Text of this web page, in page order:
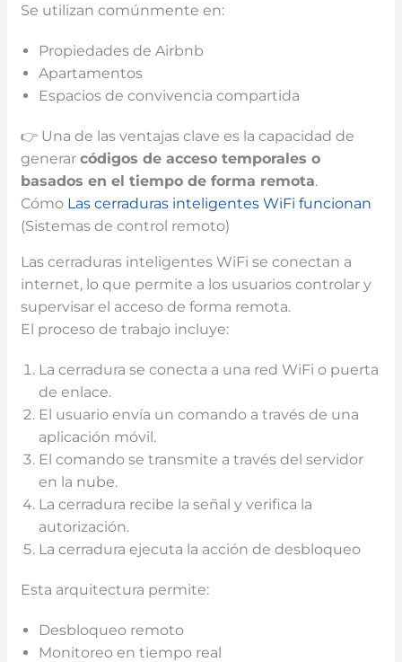
Se utilizan comúnmente en:
Propiedades de Airbnb
Apartamentos
Espacios de convivencia compartida
👉 Una de las ventajas clave es la capacidad de
generarcódigos de acceso temporales o
basados en el tiempo de forma remota.
Cómo Las cerraduras inteligentes WiFi funcionan
(Sistemas de control remoto)
Las cerraduras inteligentes WiFi se conectan a
internet, lo que permite a los usuarios controlar y
supervisar el acceso de forma remota.
El proceso de trabajo incluye:
La cerradura se conecta a una red WiFi o puerta
de enlace.
El usuario envía un comando a través de una
aplicación móvil.
El comando se transmite a través del servidor
en la nube.
La cerradura recibe la señal y verifica la
autorización.
La cerradura ejecuta la acción de desbloqueo
Esta arquitectura permite:
Desbloqueo remoto
Monitoreo en tiempo real